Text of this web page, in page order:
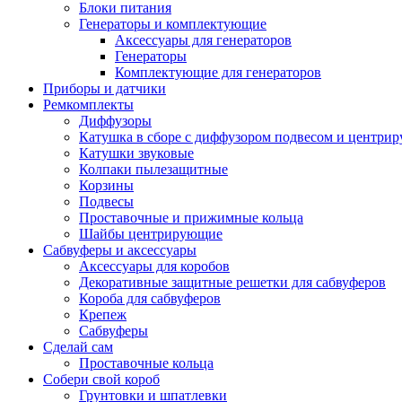
Блоки питания
Генераторы и комплектующие
Аксессуары для генераторов
Генераторы
Комплектующие для генераторов
Приборы и датчики
Ремкомплекты
Диффузоры
Катушка в сборе с диффузором подвесом и
Катушки звуковые
Колпаки пылезащитные
Корзины
Подвесы
Проставочные и прижимные кольца
Шайбы центрирующие
Сабвуферы и аксессуары
Аксессуары для коробов
Декоративные защитные решетки для сабвуферов
Короба для сабвуферов
Крепеж
Сабвуферы
Сделай сам
Проставочные кольца
Собери свой короб
Грунтовки и шпатлевки